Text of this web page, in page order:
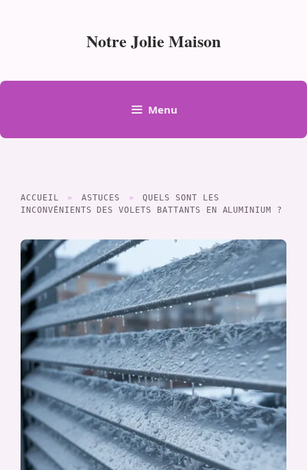
Notre Jolie Maison
Menu
ACCUEIL » ASTUCES »
QUELS SONT LES
INCONVÉNIENTS DES VOLETS BATTANTS EN ALUMINIUM ?